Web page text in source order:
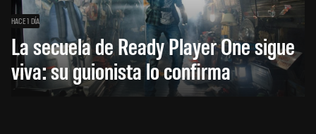
HACE 1 DÍA
La secuela de Ready Player One sigue
viva: su guionista lo confirma